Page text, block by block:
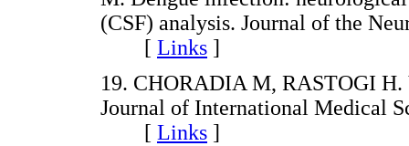
(CSF) analysis. Journal of the
[ Links ]
19. CHORADIA M, RASTOGI
Journal of International Medical
[ Links ]